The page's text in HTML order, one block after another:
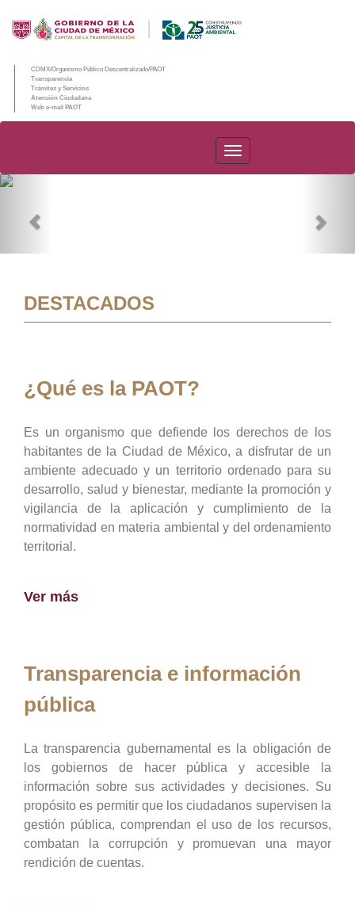
CDMX/Organismo Público Descentralizado/PAOT
Transparencia
Trámites y Servicios
Atención Ciudadana
Web e-mail PAOT
PAOT
DESTACADOS
¿Qué es la PAOT?
Es un organismo que defiende los derechos de los
habitantes de la Ciudad de México, a disfrutar de un
ambiente adecuado y un territorio ordenado para su
desarrollo, salud y bienestar, mediante la promoción y
vigilancia de la aplicación y cumplimiento de la
normatividad en materia ambiental y del ordenamiento
territorial.
Ver más
Transparencia e información
pública
La transparencia gubernamental es la obligación de
los gobiernos de hacer pública y accesible la
información sobre sus actividades y decisiones. Su
propósito es permitir que los ciudadanos supervisen la
gestión pública, comprendan el uso de los recursos,
combatan la corrupción y promuevan una mayor
rendición de cuentas.